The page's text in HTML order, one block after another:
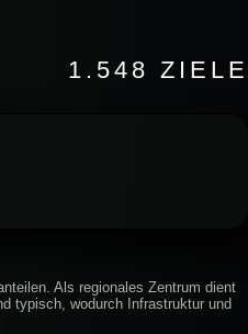
1.548 ZIELE
Als regionales Zentrum dient
typisch, wodurch Infrastruktur und